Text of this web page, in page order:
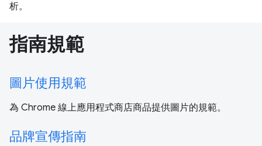
析。
指南規範
圖片使用規範
為 Chrome 線上應用程式商店商品提供圖片的規範。
品牌宣傳指南